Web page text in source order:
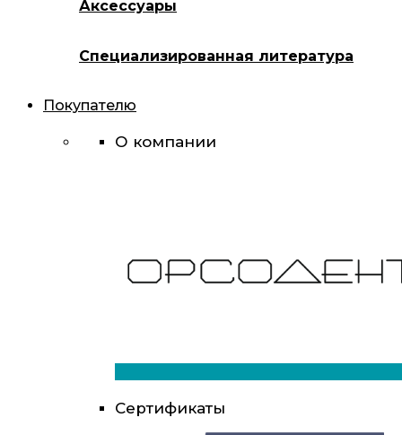
Аксессуары
Специализированная литература
Покупателю
О компании
Сертификаты